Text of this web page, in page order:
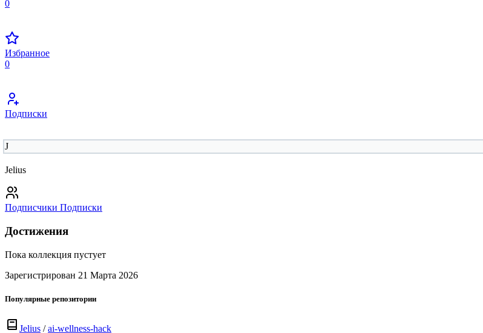
0
Избранное
0
Подписки
J
Jelius
Подписчики Подписки
Достижения
Пока коллекция пустует
Зарегистрирован 21 Марта 2026
Популярные репозитории
Jelius /ai-wellness-hack